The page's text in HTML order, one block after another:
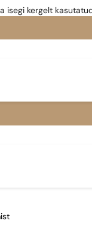
isegi kergelt